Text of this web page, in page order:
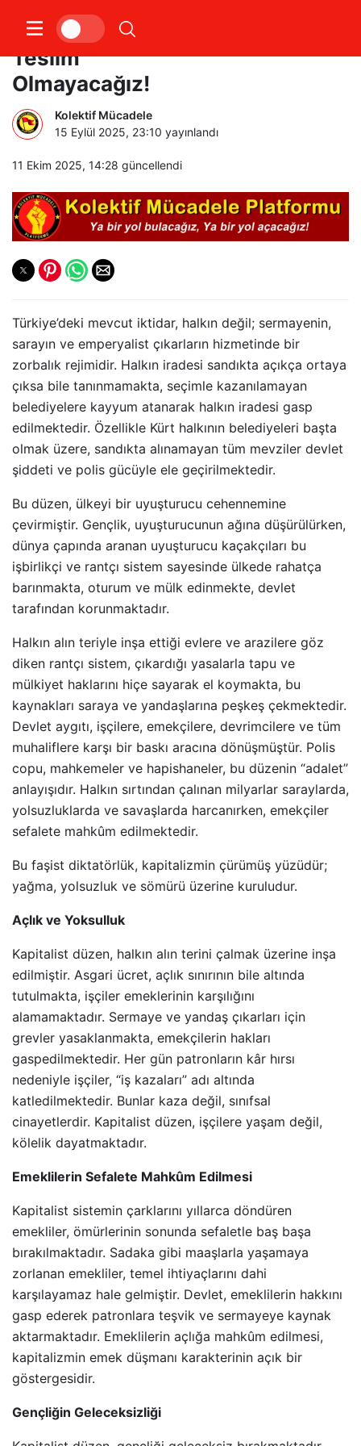
Sistemin Dayattığı Yaşama
Teslim
Olmayacağız!
Kolektif Mücadele
15 Eylül 2025, 23:10 yayınlandı
11 Ekim 2025, 14:28 güncellendi
Türkiye’deki mevcut iktidar, halkın değil; sermayenin,
sarayın ve emperyalist çıkarların hizmetinde bir
zorbalık rejimidir. Halkın iradesi sandıkta açıkça ortaya
çıksa bile tanınmamakta, seçimle kazanılamayan
belediyelere kayyum atanarak halkın iradesi gasp
edilmektedir. Özellikle Kürt halkının belediyeleri başta
olmak üzere, sandıkta alınamayan tüm mevziler devlet
şiddeti ve polis gücüyle ele geçirilmektedir.
Bu düzen, ülkeyi bir uyuşturucu cehennemine
çevirmiştir. Gençlik, uyuşturucunun ağına düşürülürken,
dünya çapında aranan uyuşturucu kaçakçıları bu
işbirlikçi ve rantçı sistem sayesinde ülkede rahatça
barınmakta, oturum ve mülk edinmekte, devlet
tarafından korunmaktadır.
Halkın alın teriyle inşa ettiği evlere ve arazilere göz
diken rantçı sistem, çıkardığı yasalarla tapu ve
mülkiyet haklarını hiçe sayarak el koymakta, bu
kaynakları saraya ve yandaşlarına peşkeş çekmektedir.
Devlet aygıtı, işçilere, emekçilere, devrimcilere ve tüm
muhaliflere karşı bir baskı aracına dönüşmüştür. Polis
copu, mahkemeler ve hapishaneler, bu düzenin “adalet”
anlayışıdır. Halkın sırtından çalınan milyarlar saraylarda,
yolsuzluklarda ve savaşlarda harcanırken, emekçiler
sefalete mahkûm edilmektedir.
Bu faşist diktatörlük, kapitalizmin çürümüş yüzüdür;
yağma, yolsuzluk ve sömürü üzerine kuruludur.
Açlık ve Yoksulluk
Kapitalist düzen, halkın alın terini çalmak üzerine inşa
edilmiştir. Asgari ücret, açlık sınırının bile altında
tutulmakta, işçiler emeklerinin karşılığını
alamamaktadır. Sermaye ve yandaş çıkarları için
grevler yasaklanmakta, emekçilerin hakları
gaspedilmektedir. Her gün patronların kâr hırsı
nedeniyle işçiler, “iş kazaları” adı altında
katledilmektedir. Bunlar kaza değil, sınıfsal
cinayetlerdir. Kapitalist düzen, işçilere yaşam değil,
kölelik dayatmaktadır.
Emeklilerin Sefalete Mahkûm Edilmesi
Kapitalist sistemin çarklarını yıllarca döndüren
emekliler, ömürlerinin sonunda sefaletle baş başa
bırakılmaktadır. Sadaka gibi maaşlarla yaşamaya
zorlanan emekliler, temel ihtiyaçlarını dahi
karşılayamaz hale gelmiştir. Devlet, emeklilerin hakkını
gasp ederek patronlara teşvik ve sermayeye kaynak
aktarmaktadır. Emeklilerin açlığa mahkûm edilmesi,
kapitalizmin emek düşmanı karakterinin açık bir
göstergesidir.
Gençliğin Geleceksizliği